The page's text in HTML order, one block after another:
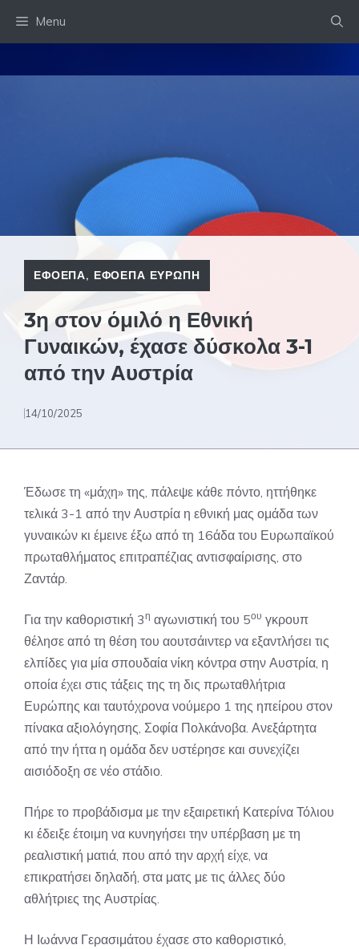
Menu
ΕΦΟΕΠΑ, ΕΦΟΕΠΑ ΕΥΡΩΠΗ
3η στον όμιλό η Εθνική
Γυναικών, έχασε δύσκολα 3-1
από την Αυστρία
14/10/2025
Έδωσε τη «μάχη» της, πάλεψε κάθε πόντο, ηττήθηκε
τελικά 3-1 από την Αυστρία η εθνική μας ομάδα των
γυναικών κι έμεινε έξω από τη 16άδα του Ευρωπαϊκού
πρωταθλήματος επιτραπέζιας αντισφαίρισης, στο
Ζαντάρ.
Για την καθοριστική 3η αγωνιστική του 5ου γκρουπ
θέλησε από τη θέση του αουτσάιντερ να εξαντλήσει τις
ελπίδες για μία σπουδαία νίκη κόντρα στην Αυστρία, η
οποία έχει στις τάξεις της τη δις πρωταθλήτρια
Ευρώπης και ταυτόχρονα νούμερο 1 της ηπείρου στον
πίνακα αξιολόγησης, Σοφία Πολκάνοβα. Ανεξάρτητα
από την ήττα η ομάδα δεν υστέρησε και συνεχίζει
αισιόδοξη σε νέο στάδιο.
Πήρε το προβάδισμα με την εξαιρετική Κατερίνα Τόλιου
κι έδειξε έτοιμη να κυνηγήσει την υπέρβαση με τη
ρεαλιστική ματιά, που από την αρχή είχε, να
επικρατήσει δηλαδή, στα ματς με τις άλλες δύο
αθλήτριες της Αυστρίας.
Η Ιωάννα Γερασιμάτου έχασε στο καθοριστικό,